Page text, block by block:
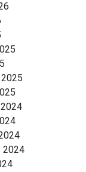
2024